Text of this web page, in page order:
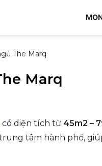
The Marq
Marq
có diện tích từ 45m2 –
tâm hành phố,